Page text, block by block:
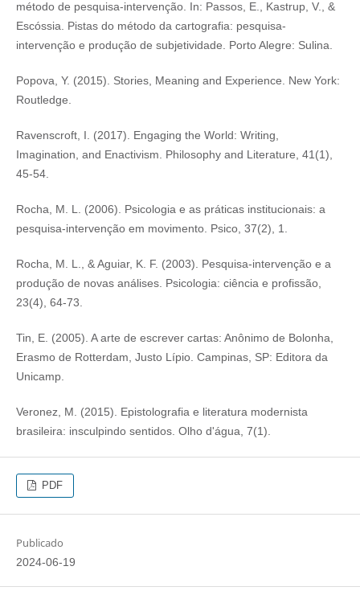
método de pesquisa-intervenção. In: Passos, E., Kastrup, V., &
Escóssia. Pistas do método da cartografia: pesquisa-
intervenção e produção de subjetividade. Porto Alegre: Sulina.
Popova, Y. (2015). Stories, Meaning and Experience. New York:
Routledge.
Ravenscroft, I. (2017). Engaging the World: Writing,
Imagination, and Enactivism. Philosophy and Literature, 41(1),
45-54.
Rocha, M. L. (2006). Psicologia e as práticas institucionais: a
pesquisa-intervenção em movimento. Psico, 37(2), 1.
Rocha, M. L., & Aguiar, K. F. (2003). Pesquisa-intervenção e a
produção de novas análises. Psicologia: ciência e profissão,
23(4), 64-73.
Tin, E. (2005). A arte de escrever cartas: Anônimo de Bolonha,
Erasmo de Rotterdam, Justo Lípio. Campinas, SP: Editora da
Unicamp.
Veronez, M. (2015). Epistolografia e literatura modernista
brasileira: insculpindo sentidos. Olho d'água, 7(1).
PDF
Publicado
2024-06-19